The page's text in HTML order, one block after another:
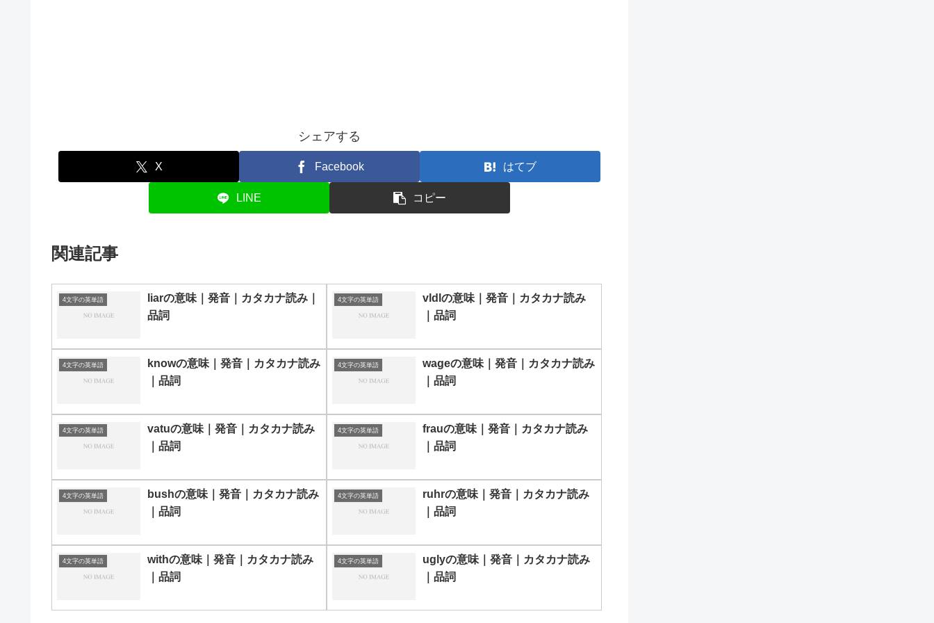
シェアする
X Facebook はてブ
LINE コピー
関連記事
4文字の英単語
liarの意味｜発音｜カタカナ読み｜
品詞
4文字の英単語
vldlの意味｜発音｜カタカナ読み
｜品詞
4文字の英単語
knowの意味｜発音｜カタカナ読み
｜品詞
4文字の英単語
wageの意味｜発音｜カタカナ読み
｜品詞
4文字の英単語
vatuの意味｜発音｜カタカナ読み
｜品詞
4文字の英単語
frauの意味｜発音｜カタカナ読み
｜品詞
4文字の英単語
bushの意味｜発音｜カタカナ読み
｜品詞
4文字の英単語
ruhrの意味｜発音｜カタカナ読み
｜品詞
4文字の英単語
withの意味｜発音｜カタカナ読み
｜品詞
4文字の英単語
uglyの意味｜発音｜カタカナ読み
｜品詞